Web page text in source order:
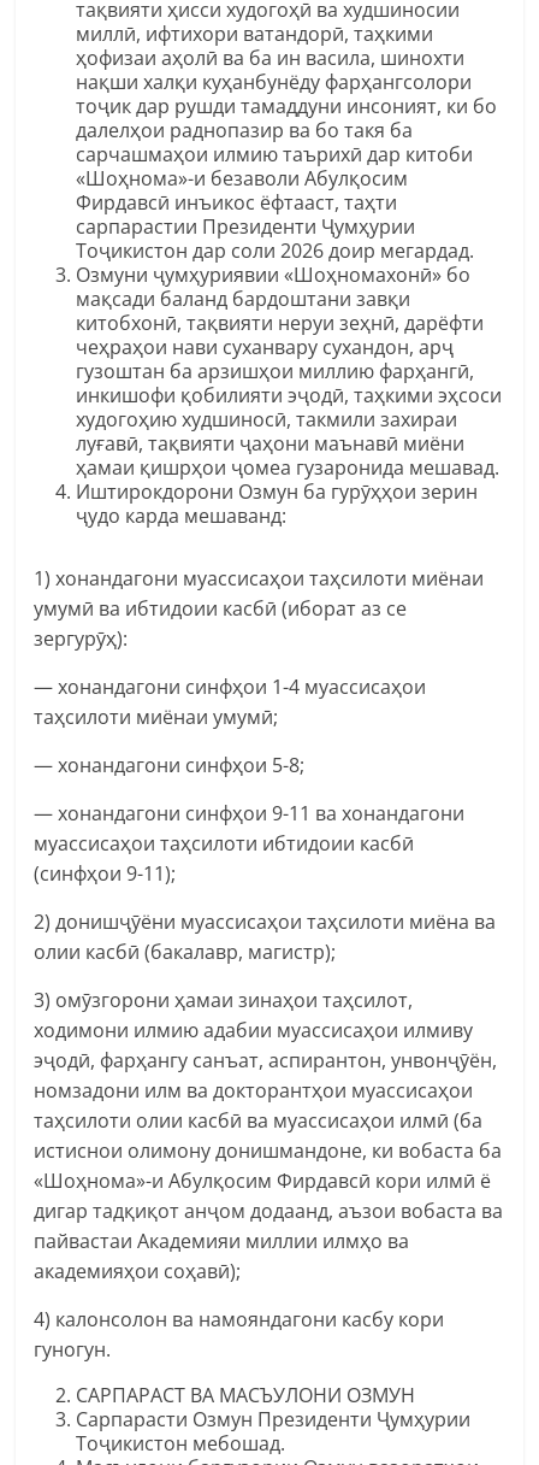
тақвияти ҳисси худогоҳӣ ва худшиносии
миллӣ, ифтихори ватандорӣ, таҳкими
ҳофизаи аҳолӣ ва ба ин васила, шинохти
нақши халқи куҳанбунёду фарҳангсолори
тоҷик дар рушди тамаддуни инсоният, ки бо
далелҳои раднопазир ва бо такя ба
сарчашмаҳои илмию таърихӣ дар китоби
«Шоҳнома»-и безаволи Абулқосим
Фирдавсӣ инъикос ёфтааст, таҳти
сарпарастии Президенти Ҷумҳурии
Тоҷикистон дар соли 2026 доир мегардад.
Озмуни ҷумҳуриявии «Шоҳномахонӣ» бо
мақсади баланд бардоштани завқи
китобхонӣ, тақвияти неруи зеҳнӣ, дарёфти
чеҳраҳои нави суханвару сухандон, арҷ
гузоштан ба арзишҳои миллию фарҳангӣ,
инкишофи қобилияти эҷодӣ, таҳкими эҳсоси
худогоҳию худшиносӣ, такмили захираи
луғавӣ, тақвияти ҷаҳони маънавӣ миёни
ҳамаи қишрҳои ҷомеа гузаронида мешавад.
Иштирокдорони Озмун ба гурӯҳҳои зерин
ҷудо карда мешаванд:
1) хонандагони муассисаҳои таҳсилоти миёнаи
умумӣ ва ибтидоии касбӣ (иборат аз се
зергурӯҳ):
— хонандагони синфҳои 1-4 муассисаҳои
таҳсилоти миёнаи умумӣ;
— хонандагони синфҳои 5-8;
— хонандагони синфҳои 9-11 ва хонандагони
муассисаҳои таҳсилоти ибтидоии касбӣ
(синфҳои 9-11);
2) донишҷӯёни муассисаҳои таҳсилоти миёна ва
олии касбӣ (бакалавр, магистр);
3) омӯзгорони ҳамаи зинаҳои таҳсилот,
ходимони илмию адабии муассисаҳои илмиву
эҷодӣ, фарҳангу санъат, аспирантон, унвонҷӯён,
номзадони илм ва докторантҳои муассисаҳои
таҳсилоти олии касбӣ ва муассисаҳои илмӣ (ба
истиснои олимону донишмандоне, ки вобаста ба
«Шоҳнома»-и Абулқосим Фирдавсӣ кори илмӣ ё
дигар тадқиқот анҷом додаанд, аъзои вобаста ва
пайвастаи Академияи миллии илмҳо ва
академияҳои соҳавӣ);
4) калонсолон ва намояндагони касбу кори
гуногун.
САРПАРАСТ ВА МАСЪУЛОНИ ОЗМУН
Сарпарасти Озмун Президенти Ҷумҳурии
Тоҷикистон мебошад.